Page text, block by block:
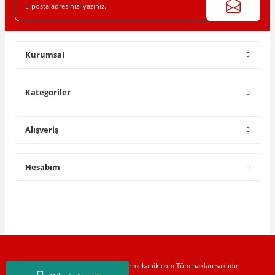
Gönder
Kurumsal
Kategoriler
Alışveriş
Hesabım
Copyright © 2022 www.toptanmekanik.com Tüm hakları saklıdır.